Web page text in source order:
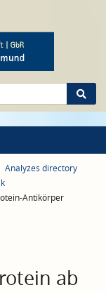
Analyzes directory
Antikörper
ab